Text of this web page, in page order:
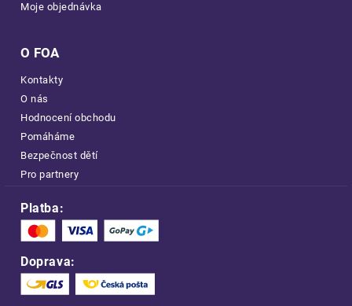
Moje objednávka
O FOA
Kontakty
O nás
Hodnocení obchodu
Pomáháme
Bezpečnost dětí
Pro partnery
Platba:
Doprava: